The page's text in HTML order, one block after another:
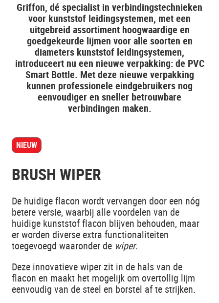
Griffon, dé specialist in verbindingstechnieken
voor kunststof leidingsystemen, met een
uitgebreid assortiment hoogwaardige en
goedgekeurde lijmen voor alle soorten en
diameters kunststof leidingsystemen,
introduceert nu een nieuwe verpakking: de PVC
Smart Bottle. Met deze nieuwe verpakking
kunnen professionele eindgebruikers nog
eenvoudiger en sneller betrouwbare
verbindingen maken.
NIEUW
BRUSH WIPER
De huidige flacon wordt vervangen door een nóg
betere versie, waarbij alle voordelen van de
huidige kunststof flacon blijven behouden, maar
er worden diverse extra functionaliteiten
toegevoegd waaronder de wiper.
Deze innovatieve wiper zit in de hals van de
flacon en maakt het mogelijk om overtollig lijm
eenvoudig van de steel en borstel af te strijken.